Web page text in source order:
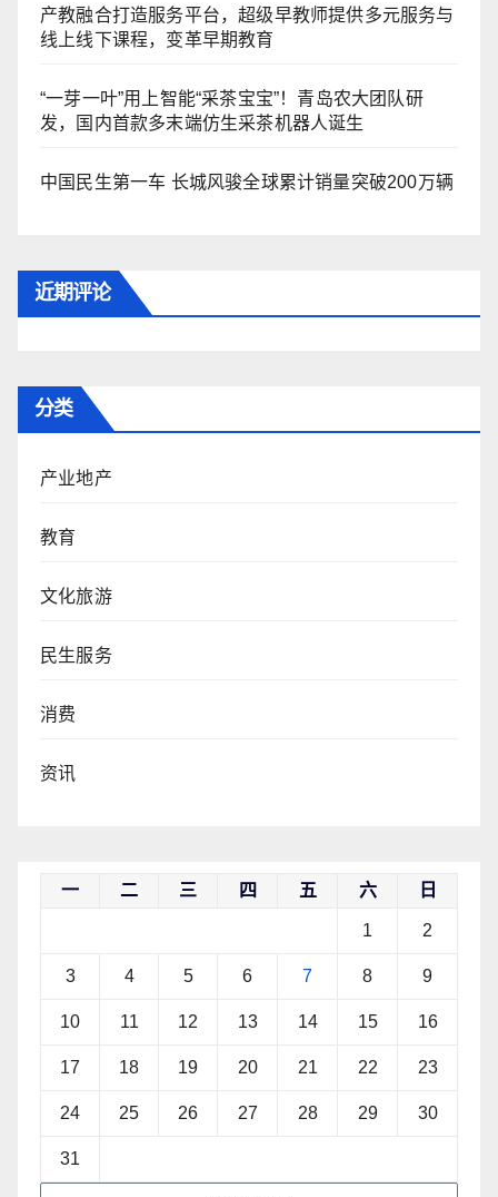
产教融合打造服务平台，超级早教师提供多元服务与
线上线下课程，变革早期教育
“一芽一叶”用上智能“采茶宝宝”！青岛农大团队研
发，国内首款多末端仿生采茶机器人诞生
中国民生第一车 长城风骏全球累计销量突破200万辆
近期评论
分类
产业地产
教育
文化旅游
民生服务
消费
资讯
一 二 三 四 五 六 日
1 2
3 4 5 6 7 8 9
10 11 12 13 14 15 16
17 18 19 20 21 22 23
24 25 26 27 28 29 30
31